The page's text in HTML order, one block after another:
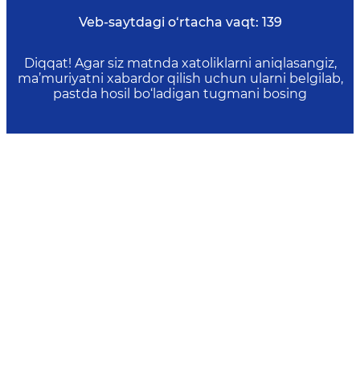
Veb-saytdagi o‘rtacha vaqt: 139
Diqqat! Agar siz matnda xatoliklarni aniqlasangiz,
ma’muriyatni xabardor qilish uchun ularni belgilab,
pastda hosil bo‘ladigan tugmani bosing